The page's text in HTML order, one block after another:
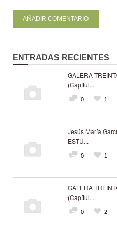
ENTRADAS RECIENTES
GALERA
(Capítul...
0 1
Jesús María
ESTU...
0 1
GALERA
(Capítul...
0 2